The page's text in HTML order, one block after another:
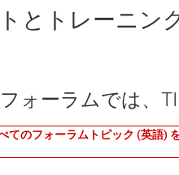
とトレーニン
ォーラムでは、
てのフォーラムトピック (英語)